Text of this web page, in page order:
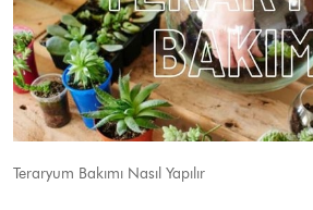
Teraryum Bakımı Nasıl Yapılır